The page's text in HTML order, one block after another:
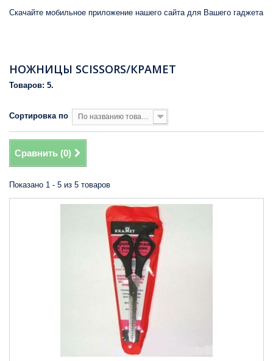
Скачайте мобильное приложение нашего сайта для Вашего гаджета
НОЖНИЦЫ SCISSORS/КРАМЕТ
Товаров: 5.
Сортировка по По названию товара, от Я до А
Сравнить (0)
Показано 1 - 5 из 5 товаров